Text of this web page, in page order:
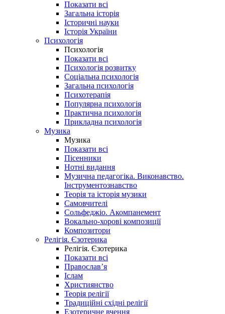
Показати всі
Загальна історія
Історичні науки
Історія України
Психологія
Психологія
Показати всі
Психологія розвитку
Соціальна психологія
Загальна психологія
Психотерапія
Популярна психологія
Практична психологія
Прикладна психологія
Музика
Музика
Показати всі
Пісенники
Нотні видання
Музична педагогіка. Виконавство.
Інструментознавство
Теорія та історія музики
Самовчителі
Сольфеджіо. Акомпанемент
Вокально-хорові композиції
Композитори
Релігія. Єзотерика
Релігія. Єзотерика
Показати всі
Православ’я
Іслам
Християнство
Теорія релігії
Традиційні східні релігії
Езотеричне вчення